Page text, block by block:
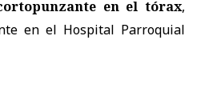
en el tórax,
en el Hospital Parroquial